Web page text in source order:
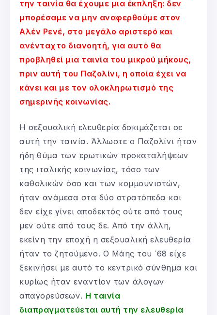
την ταινία θα έχουμε μια έκπληξη: δεν
μπορέσαμε να μην αναφερθούμε στον
Αλέν Ρενέ, στο μεγάλο αριστερό και
ανένταχτο διανοητή, για αυτό θα
προβληθεί μια ταινία του μικρού μήκους,
πριν αυτή του Παζολίνι, η οποία έχει να
κάνει και με τον ολοκληρωτισμό της
σημερινής κοινωνίας.
Η σεξουαλική ελευθερία δοκιμάζεται σε
αυτή την ταινία. Άλλωστε ο Παζολίνι ήταν
ήδη θύμα των ερωτικών προκαταλήψεων
της ιταλικής κοινωνίας, τόσο των
καθολικών όσο και των κομμουνιστών,
ήταν ανάμεσα στα δύο στρατόπεδα και
δεν είχε γίνει αποδεκτός ούτε από τους
μεν ούτε από τους δε. Από την άλλη,
εκείνη την εποχή η σεξουαλική ελευθερία
ήταν το ζητούμενο. Ο Μάης του ΄68 είχε
ξεκινήσει με αυτό το κεντρικό σύνθημα και
κυρίως ήταν εναντίον των άλογων
απαγορεύσεων. Η ταινία
διαπραγματεύεται αυτή την ελευθερία